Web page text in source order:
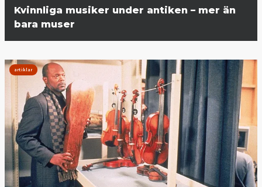
Kvinnliga musiker under antiken – mer än
bara muser
artiklar